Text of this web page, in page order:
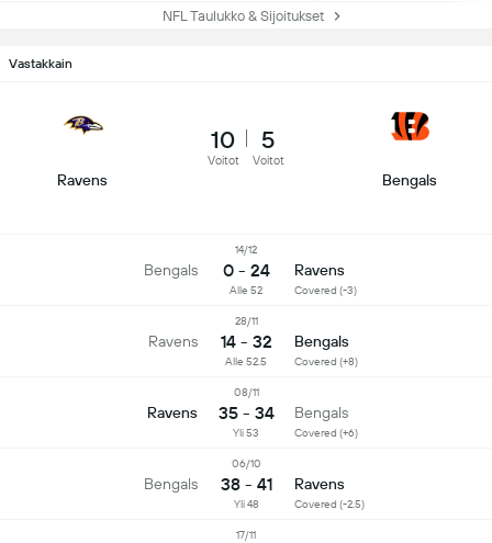
NFL Taulukko & Sijoitukset
Vastakkain
Ravens
10
Voitot
5
Voitot
Bengals
Bengals
14/12
0 - 24 Ravens
Covered (-3)
Alle 52
Ravens
28/11
14 - 32 Bengals
Covered (+8)
Alle 52.5
Ravens
08/11
35 - 34 Bengals
Covered (+6)
Yli 53
Bengals
06/10
38 - 41 Ravens
Covered (-2.5)
Yli 48
17/11